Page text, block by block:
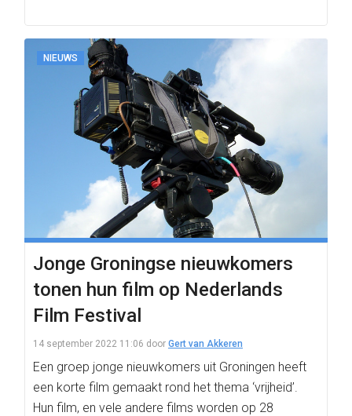
NIEUWS
Jonge Groningse nieuwkomers
tonen hun film op Nederlands
Film Festival
14 september 2022 11:06 door Gert van Akkeren
Een groep jonge nieuwkomers uit Groningen heeft
een korte film gemaakt rond het thema ‘vrijheid’.
Hun film, en vele andere films worden op 28